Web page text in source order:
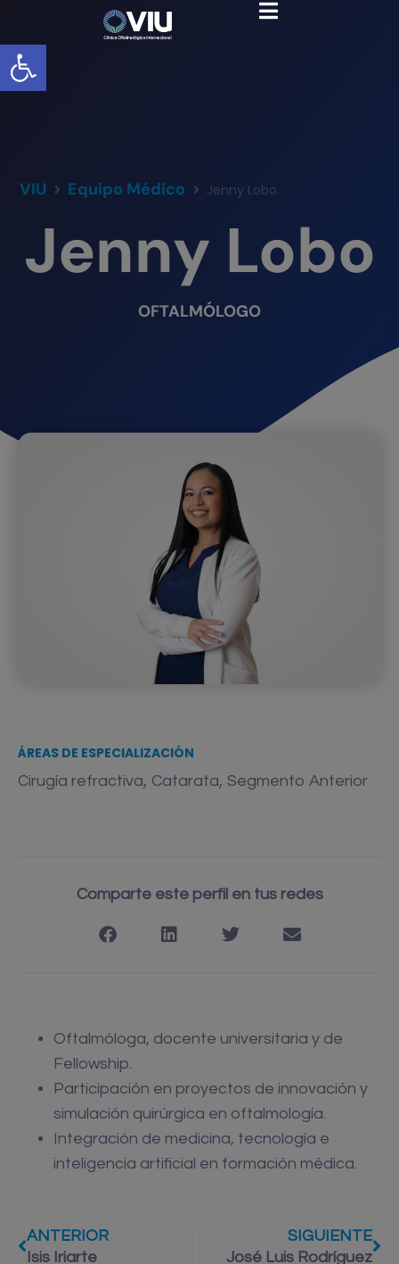
Abrir barra de herramientas
VIU Equipo Médico Jenny Lobo
Jenny Lobo
OFTALMÓLOGO
ÁREAS DE ESPECIALIZACIÓN
Cirugía refractiva, Catarata, Segmento Anterior
Comparte este perfil en tus redes
Oftalmóloga, docente universitaria y de
Fellowship.
Participación en proyectos de innovación y
simulación quirúrgica en oftalmología.
Integración de medicina, tecnología e
inteligencia artificial en formación médica.
ANTERIOR
Isis Iriarte
SIGUIENTE
José Luis Rodríguez